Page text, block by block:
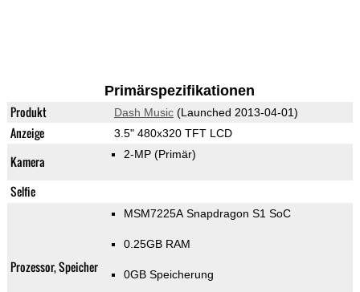
Primärspezifikationen
Produkt Dash Music(Launched 2013-04-01)
Anzeige 3.5" 480x320 TFT LCD
Kamera 2-MP (Primär)
Selfie
Prozessor, Speicher
MSM7225A Snapdragon S1 SoC
0.25GB RAM
0GB Speicherung